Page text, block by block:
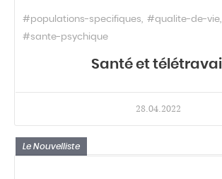
#populations-specifiques
#qualite-de-vie
#sante-psychique
Santé et télétravail
28.04.2022
Le Nouvelliste